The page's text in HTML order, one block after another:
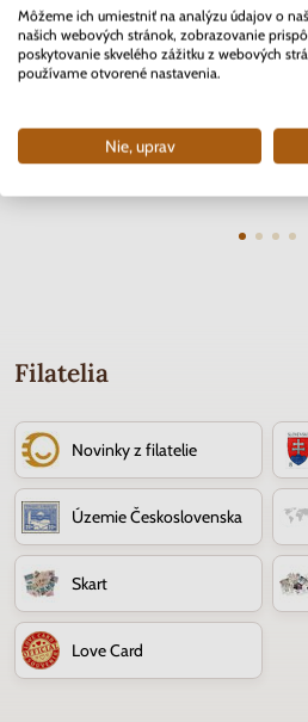
Skladom
Filatelia
Novinky z filatelie
Územie Československa
Skart
Love Card
Môžeme ich umiestniť na analýzu údajov o
našich webových stránok, zobrazovanie
poskytovanie skvelého zážitku z webových
používame otvorené nastavenia.
Nie, uprav